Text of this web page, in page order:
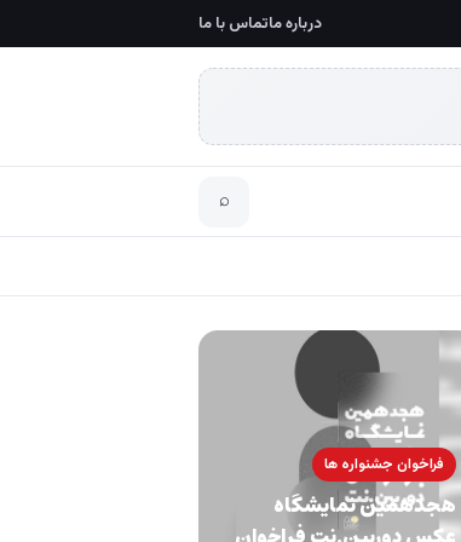
درباره ماتماس با ما
⌕
فراخوان جشنواره ها
هجدهمین نمایشگاه